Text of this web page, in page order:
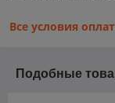
Все условия
Подобные